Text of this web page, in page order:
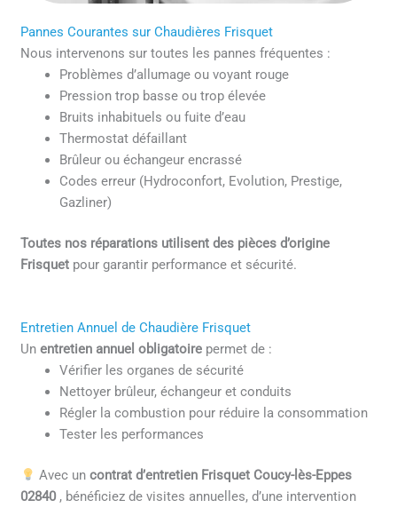
Pannes Courantes sur Chaudières Frisquet
Nous intervenons sur toutes les pannes fréquentes :
Problèmes d’allumage ou voyant rouge
Pression trop basse ou trop élevée
Bruits inhabituels ou fuite d’eau
Thermostat défaillant
Brûleur ou échangeur encrassé
Codes erreur (Hydroconfort, Evolution, Prestige,
Gazliner)
Toutes nos réparations utilisent des pièces d’origine
Frisquet pour garantir performance et sécurité.
Entretien Annuel de Chaudière Frisquet
Unentretien annuel obligatoire permet de :
Vérifier les organes de sécurité
Nettoyer brûleur, échangeur et conduits
Régler la combustion pour réduire la consommation
Tester les performances
Avec un contrat d’entretien Frisquet Coucy-lès-Eppes
02840 , bénéficiez de visites annuelles, d’une intervention